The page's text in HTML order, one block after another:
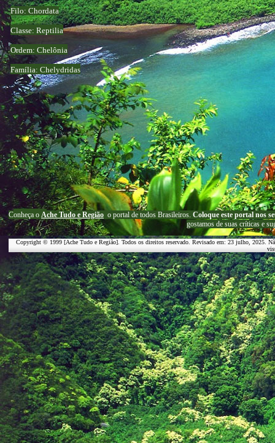
Filo: Chordata
Classe: Reptilia
Ordem: Chelônia
Família: Chelydridas
Conheça o Ache Tudo e Região o portal de todos Brasileiros. Coloque este portal nos
gostamos de suas críticas e
Copyright © 1999 [Ache Tudo e Região]. Todos os direitos reservado. Revisado em: 23 julho, 2025 .